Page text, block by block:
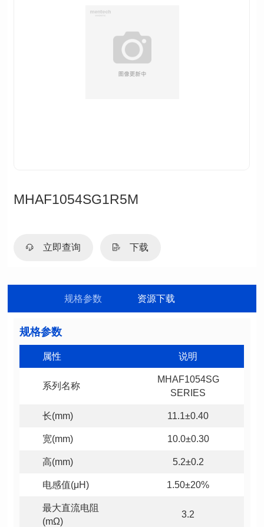
MHAF1054SG1R5M
立即查询 下载
规格参数 资源下载
规格参数
属性 说明
系列名称
SERIES
长(mm) 11.1±0.40
宽(mm) 10.0±0.30
高(mm) 5.2±0.2
电感值(μH) 1.50±20%
(mΩ)
3.2